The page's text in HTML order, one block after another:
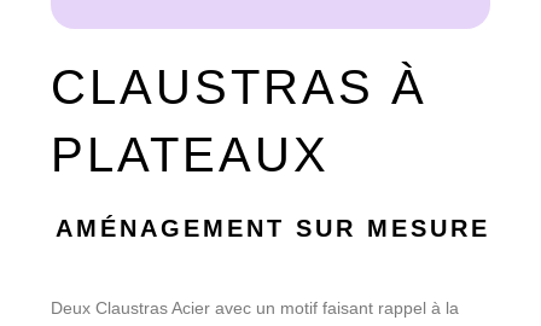
CLAUSTRAS À
PLATEAUX
AMÉNAGEMENT SUR MESURE
Deux Claustras Acier avec un motif faisant rappel à la